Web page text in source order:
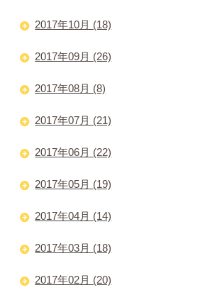
2017年10月 (18)
2017年09月 (26)
2017年08月 (8)
2017年07月 (21)
2017年06月 (22)
2017年05月 (19)
2017年04月 (14)
2017年03月 (18)
2017年02月 (20)